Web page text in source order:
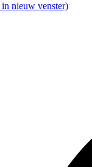
in nieuw venster)